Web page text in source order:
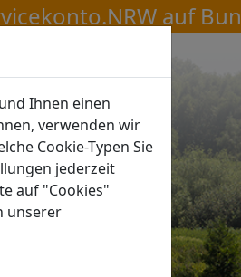
Ihnen einen
verwenden wir
Cookie-Typen Sie
jederzeit
auf "Cookies"
unserer